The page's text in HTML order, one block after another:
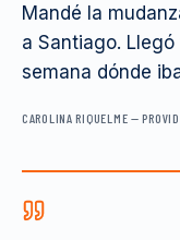
Mandé la
a Santiago.
semana dónde
CAROLINA RIQUELME —